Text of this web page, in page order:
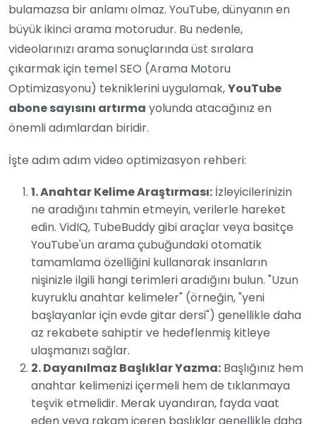
bulamazsa bir anlamı olmaz. YouTube, dünyanın en
büyük ikinci arama motorudur. Bu nedenle,
videolarınızı arama sonuçlarında üst sıralara
çıkarmak için temel SEO (Arama Motoru
Optimizasyonu) tekniklerini uygulamak,YouTube
abone sayısını artırma yolunda atacağınız en
önemli adımlardan biridir.
İşte adım adım video optimizasyon rehberi:
1. Anahtar Kelime Araştırması: İzleyicilerinizin
ne aradığını tahmin etmeyin, verilerle hareket
edin. VidIQ, TubeBuddy gibi araçlar veya basitçe
YouTube'un arama çubuğundaki otomatik
tamamlama özelliğini kullanarak insanların
nişinizle ilgili hangi terimleri aradığını bulun. "Uzun
kuyruklu anahtar kelimeler" (örneğin, "yeni
başlayanlar için evde gitar dersi") genellikle daha
az rekabete sahiptir ve hedeflenmiş kitleye
ulaşmanızı sağlar.
2. Dayanılmaz Başlıklar Yazma: Başlığınız hem
anahtar kelimenizi içermeli hem de tıklanmaya
teşvik etmelidir. Merak uyandıran, fayda vaat
eden veya rakam içeren başlıklar genellikle daha